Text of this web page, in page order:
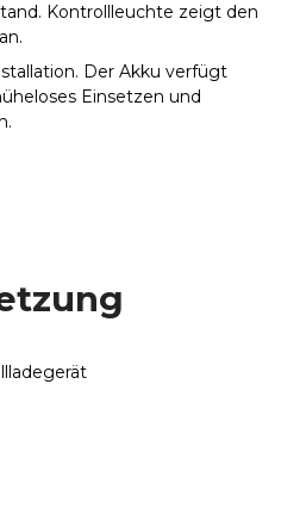
Kontrollleuchte zeigt den
Der Akku verfügt
Einsetzen und